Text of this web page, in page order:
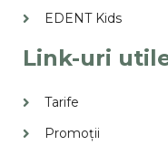
EDENT Kids
Link-uri
Tarife
Promoții